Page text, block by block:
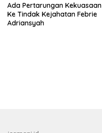
Ada Pertarungan Kekuasaan
Ke Tindak Kejahatan Febrie
Adriansyah